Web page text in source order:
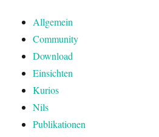
Allgemein
Community
Download
Einsichten
Kurios
Nils
Publikationen